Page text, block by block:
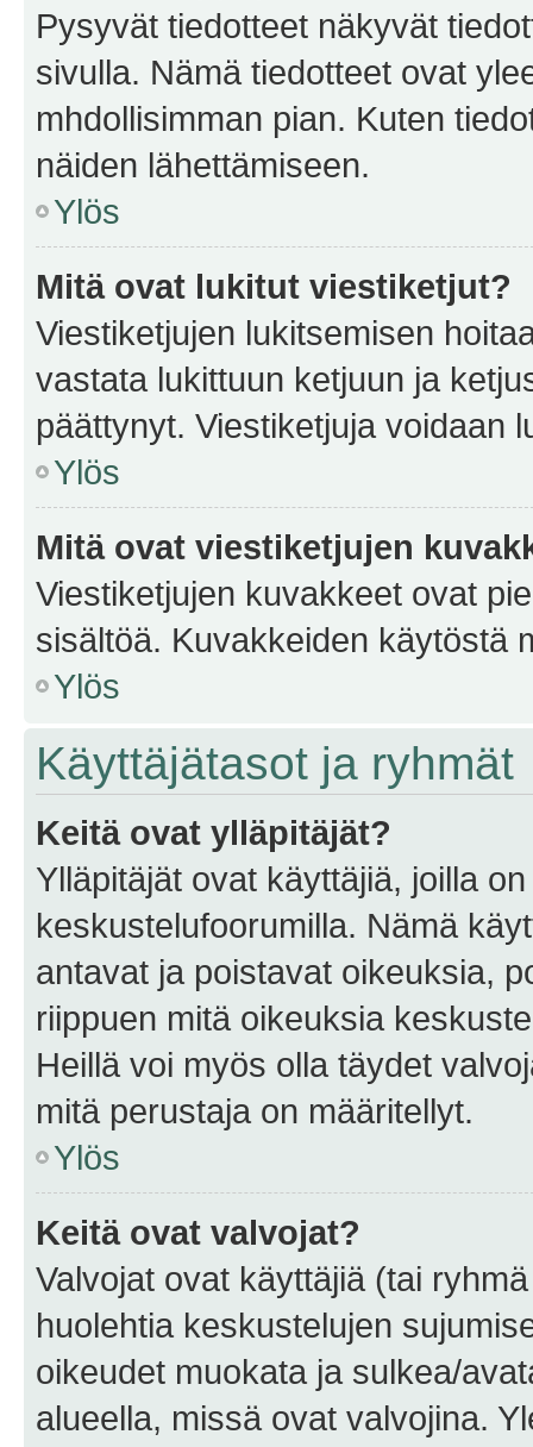
Pysyvät tiedotteet näkyvät
sivulla. Nämä tiedotteet ovat
mhdollisimman pian. Kuten
näiden lähettämiseen.
Ylös
Mitä ovat lukitut viestiketjut?
Viestiketjujen lukitsemisen
vastata lukittuun ketjuun ja
päättynyt. Viestiketjuja voidaan
Ylös
Mitä ovat viestiketjujen
Viestiketjujen kuvakkeet ovat
sisältöä. Kuvakkeiden käytöstä
Ylös
Käyttäjätasot ja ryhmät
Keitä ovat ylläpitäjät?
Ylläpitäjät ovat käyttäjiä, joilla
keskustelufoorumilla. Nämä
antavat ja poistavat oikeuksia,
riippuen mitä oikeuksia
Heillä voi myös olla täydet
mitä perustaja on määritellyt.
Ylös
Keitä ovat valvojat?
Valvojat ovat käyttäjiä (tai
huolehtia keskustelujen
oikeudet muokata ja sulkea/
alueella, missä ovat valvojina.